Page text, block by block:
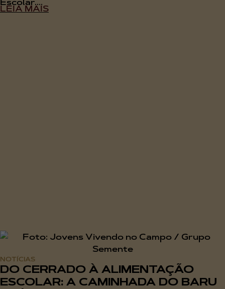
Escolar....
LEIA MAIS
NOTÍCIAS
DO CERRADO À ALIMENTAÇÃO
ESCOLAR: A CAMINHADA DO BARU